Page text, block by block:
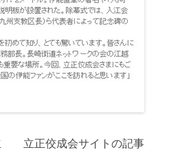
立正佼成会サイトの記事